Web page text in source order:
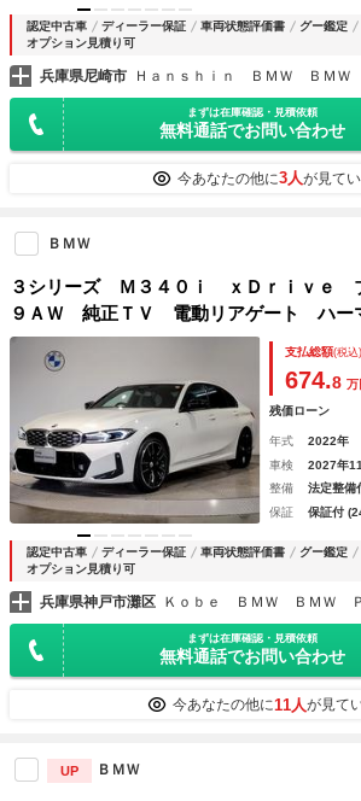
認定中古車 ディーラー保証 車両状態評価書 グー鑑定
オプション見積り可
兵庫県尼崎市
まずは在庫確認・見積依頼
無料通話でお問い合わせ
今あなたの他に3人が見て
ＢＭＷ
３シリーズ Ｍ３４０ｉ ｘＤｒｉｖｅ
９ＡＷ 純正ＴＶ 電動リアゲート ハー
カー 全周囲カメラ カーブドディスプレ
ィスプレイ ハンズオフＡＣＣ パドル
支払総額(税込)
674.8 万
残価ローン
年式 2022年
車検
2027年
整備
法定整備
保証
保証付
認定中古車 ディーラー保証 車両状態評価書 グー鑑定
オプション見積り可
兵庫県神戸市灘区
まずは在庫確認・見積依頼
無料通話でお問い合わせ
今あなたの他に11人が見て
UP ＢＭＷ